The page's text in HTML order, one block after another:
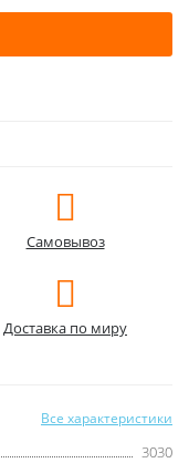
Самовывоз
Доставка по миру
Все характеристики
3030